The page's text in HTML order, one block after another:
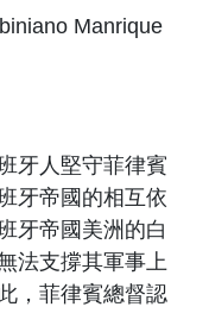
Manrique
牙人堅守菲律賓
牙帝國的相互依
牙帝國美洲的白
法支撐其軍事上
，菲律賓總督認